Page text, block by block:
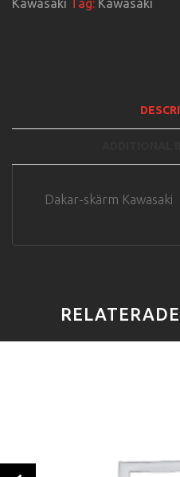
Kawasaki Tag: Kawasaki
Dakar-skärm Kawasaki